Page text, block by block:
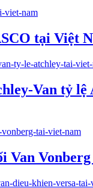
tại Việt
Van tỷ lệ
Van